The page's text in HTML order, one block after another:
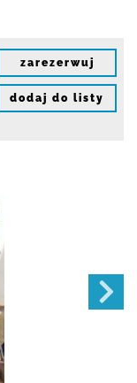
zarezerwuj
dodaj do listy